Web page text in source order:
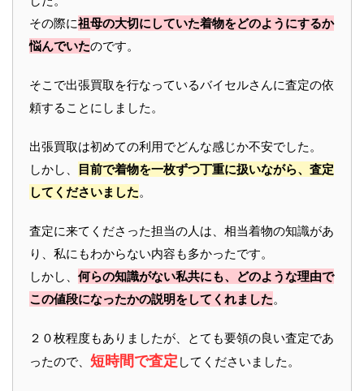
その際に祖母の大切にしていた着物をどのようにするか
悩んでいたのです。
そこで出張買取を行なっているバイセルさんに査定の依
頼することにしました。
出張買取は初めての利用でどんな感じか不安でした。
しかし、
目前で着物を一枚ずつ丁重に扱いながら、査定
してくださいました。
査定に来てくださった担当の人は、相当着物の知識があ
り、私にもわからない内容も多かったです。
しかし、 何らの知識がない私共にも、どのような理由で
この値段になったかの説明をしてくれました。
２０枚程度もありましたが、とても要領の良い査定であ
ったので、 短時間で査定 してくださいました。